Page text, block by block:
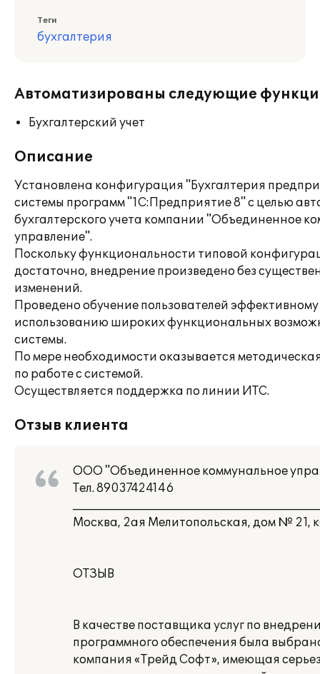
Теги
бухгалтерия
Автоматизированы следующие
Бухгалтерский учет
Описание
Установлена конфигурация "Бухгалтерия
системы программ "1С:Предприятие 8" с целью
бухгалтерского учета компании "Объединенное
управление".
Поскольку функциональности типовой
достаточно, внедрение произведено без
изменений.
Проведено обучение пользователей эффективному
использованию широких функциональных
системы.
По мере необходимости оказывается
по работе с системой.
Осуществляется поддержка по линии ИТС.
Отзыв клиента
ООО "Объединенное коммунальное
Тел. 89037424146
Москва, 2ая Мелитопольская, дом № 21,
ОТЗЫВ
В качестве поставщика услуг по
программного обеспечения была
компания «Трейд Софт», имеющая